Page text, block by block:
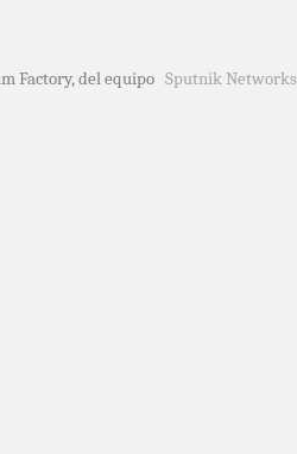
Factory, del equipo Sputnik Networks